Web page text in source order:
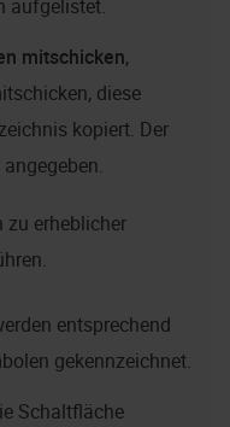
aufgelistet.
mitschicken,
diese
kopiert. Der
zu erheblicher
entsprechend
gekennzeichnet.
Schaltfläche